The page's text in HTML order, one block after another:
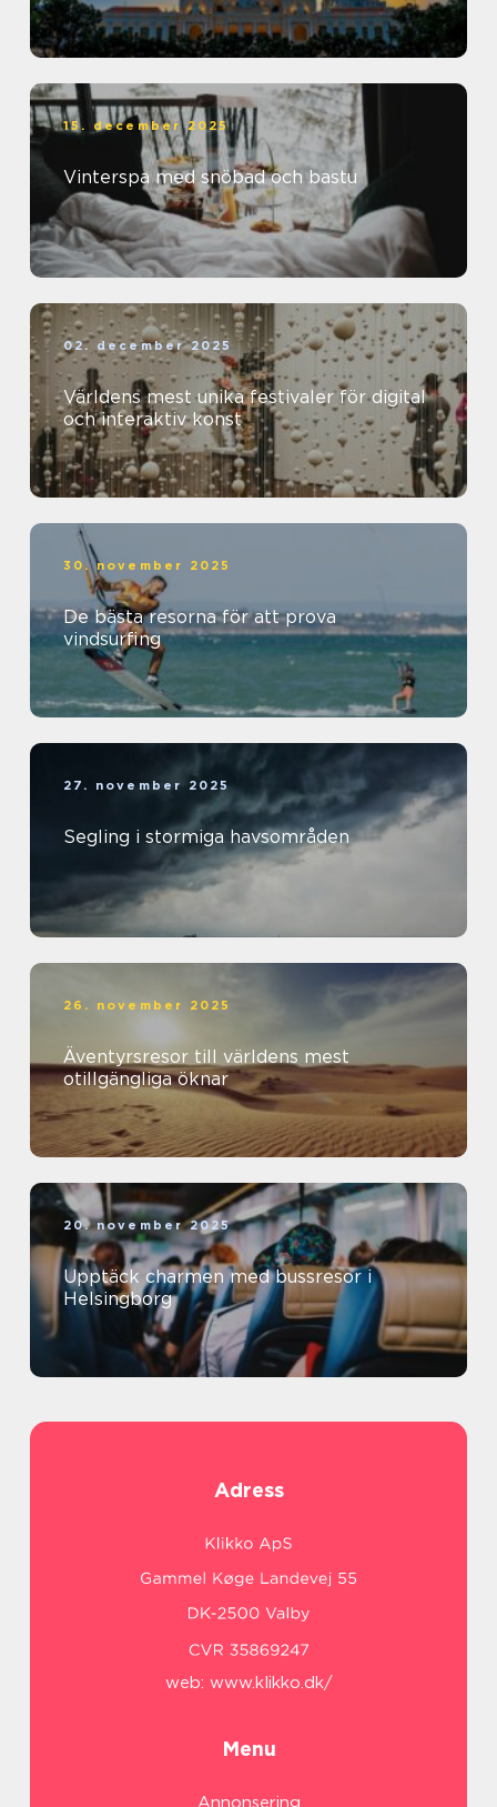
15. december 2025
Vinterspa med snöbad och bastu
02. december 2025
Världens mest unika festivaler för digital
och interaktiv konst
30. november 2025
De bästa resorna för att prova
vindsurfing
27. november 2025
Segling i stormiga havsområden
26. november 2025
Äventyrsresor till världens mest
otillgängliga öknar
20. november 2025
Upptäck charmen med bussresor i
Helsingborg
Adress
web: www.klikko.dk/
Menu
Annonsering